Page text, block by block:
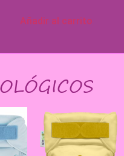
Añadir al carrito